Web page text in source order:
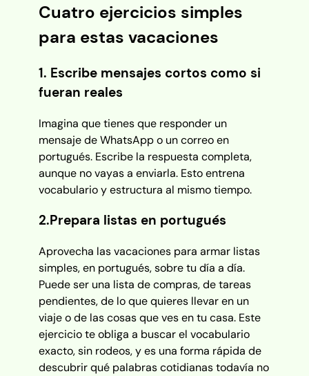
Cuatro ejercicios simples
para estas vacaciones
1. Escribe mensajes cortos como si
fueran reales
Imagina que tienes que responder un
mensaje de WhatsApp o un correo en
portugués. Escribe la respuesta completa,
aunque no vayas a enviarla. Esto entrena
vocabulario y estructura al mismo tiempo.
2.Prepara listas en portugués
Aprovecha las vacaciones para armar listas
simples, en portugués, sobre tu día a día.
Puede ser una lista de compras, de tareas
pendientes, de lo que quieres llevar en un
viaje o de las cosas que ves en tu casa. Este
ejercicio te obliga a buscar el vocabulario
exacto, sin rodeos, y es una forma rápida de
descubrir qué palabras cotidianas todavía no